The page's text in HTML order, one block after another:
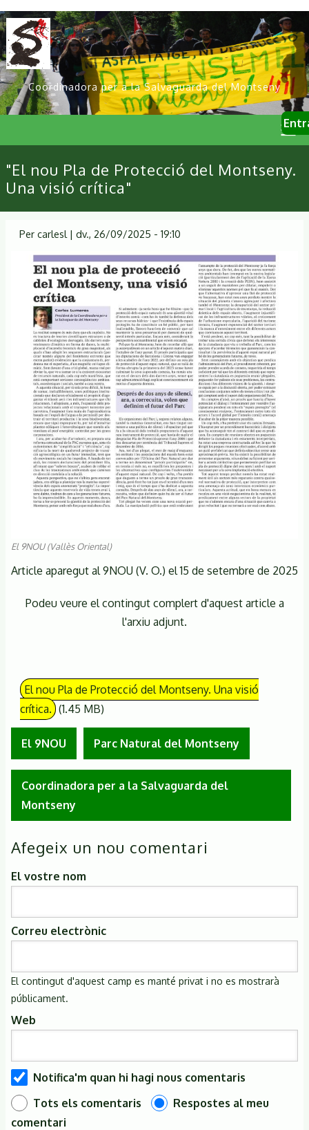
Vés
al
contingut
Coordinadora per a la Salvaguarda del Montseny
User
Primary
links
"El nou Pla de Protecció del Montseny.
Una visió crítica"
Per carlesl | dv., 26/09/2025 - 19:10
El 9NOU (Vallès Oriental)
Article aparegut al 9NOU (V. O.) el 15 de setembre de 2025
Podeu veure el contingut complert d'aquest article a
l'arxiu adjunt.
El nou Pla de Protecció del Montseny. Una visió
crítica. (1.45 MB)
El 9NOU Parc Natural del Montseny
Coordinadora per a la Salvaguarda del
Montseny
Afegeix un nou comentari
El vostre nom
Correu electrònic
El contingut d'aquest camp es manté privat i no es mostrarà
públicament.
Web
Notifica'm quan hi hagi nous comentaris
Tots els comentaris
Respostes al meu
comentari